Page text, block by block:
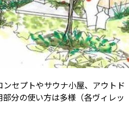
セプトやサウナ小屋、アウトド
分の使い方は多様（各ヴィレッ